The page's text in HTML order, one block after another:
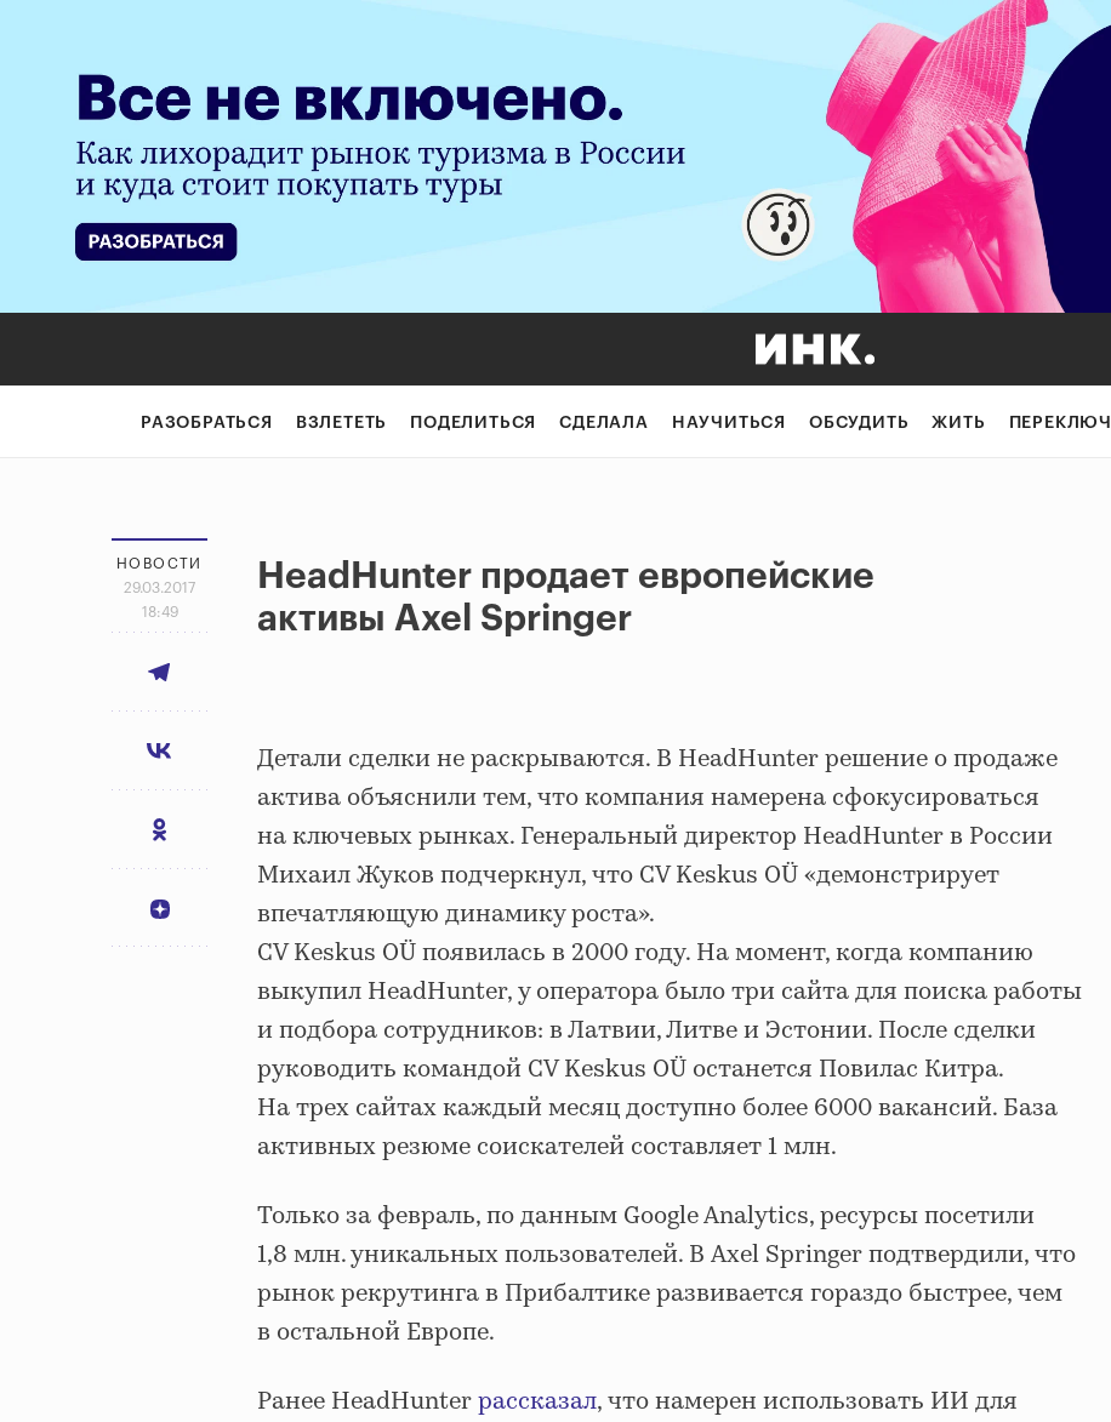
РАЗОБРАТЬСЯ ВЗЛЕТЕТЬ ПОДЕЛИТЬСЯ СДЕЛАЛА НАУЧИТЬСЯ ОБСУДИТЬ ЖИТЬ
НОВОСТИ
29.03.2017
18:49
HeadHunter продает европейские
активы Axel Springer
Детали сделки не раскрываются. В HeadHunter решение о продаже
актива объяснили тем, что компания намерена сфокусироваться
на ключевых рынках. Генеральный директор HeadHunter в России
Михаил Жуков подчеркнул, что CV Keskus OÜ «демонстрирует
впечатляющую динамику роста».
CV Keskus OÜ появилась в 2000 году. На момент, когда компанию
выкупил HeadHunter, у оператора было три сайта для поиска работы
и подбора сотрудников: в Латвии, Литве и Эстонии. После сделки
руководить командой CV Keskus OÜ останется Повилас Китра.
На трех сайтах каждый месяц доступно более 6000 вакансий. База
активных резюме соискателей составляет 1 млн.
Только за февраль, по данным Google Analytics, ресурсы посетили
1,8 млн. уникальных пользователей. В Axel Springer подтвердили, что
рынок рекрутинга в Прибалтике развивается гораздо быстрее, чем
в остальной Европе.
Ранее HeadHunterрассказал, что намерен использовать ИИ для